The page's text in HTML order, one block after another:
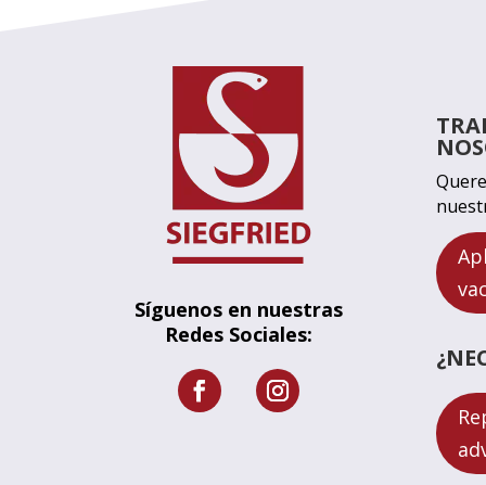
Síguenos en nuestras
Redes Sociales: